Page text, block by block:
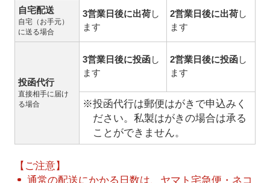
自宅配送
自宅（お手元）
に送る場合
3営業日後に出荷し
ます
2営業日後に出荷し
ます
投函代行
直接相手に届け
る場合
3営業日後に投函し
ます
2営業日後に投函し
ます
※投函代行は郵便はがきで申込みく
ださい。私製はがきの場合は承る
ことができません。
【ご注意】
通常の配送にかかる日数は、ヤマト宅急便・ネコ